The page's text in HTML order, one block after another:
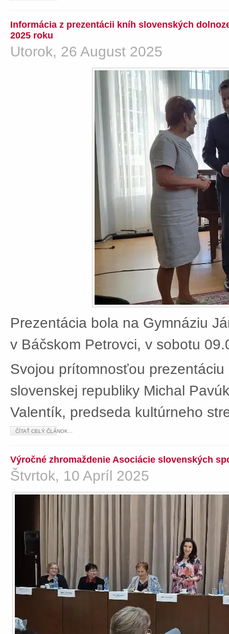
Informácia z prezentácii kníh slovenských
2025 roku
Utorok, 26 August 2025
Prezentácia bola na Gymnáziu
v Báčskom Petrovci, v sobotu
Svojou prítomnosťou
slovenskej republiky Michal
Valentík, predseda kultúrneho
ČÍTAŤ CELÝ ČLÁNOK...
Výročné zhromaždenie Asociácie slovenských
Štvrtok, 10 Apríl 2025